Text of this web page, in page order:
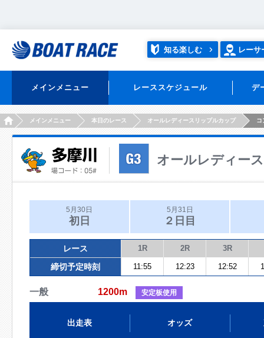
知る楽しむ レーサ
メインメニュー レーススケジュール デ
HOMEメインメニュー 本日のレース オールレディースリップルカップ コ
オールレディー
5月30日
初日
5月31日
２日目
レース 1R 2R 3R
締切予定時刻 11:55 12:23 12:52
一般 1200m 安定板使用
出走表 オッズ